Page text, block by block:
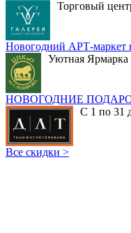
Торговый
Новогодний АРТ-маркет
Уютная Ярмарка
НОВОГОДНИЕ
С 1 по 31
Все скидки >